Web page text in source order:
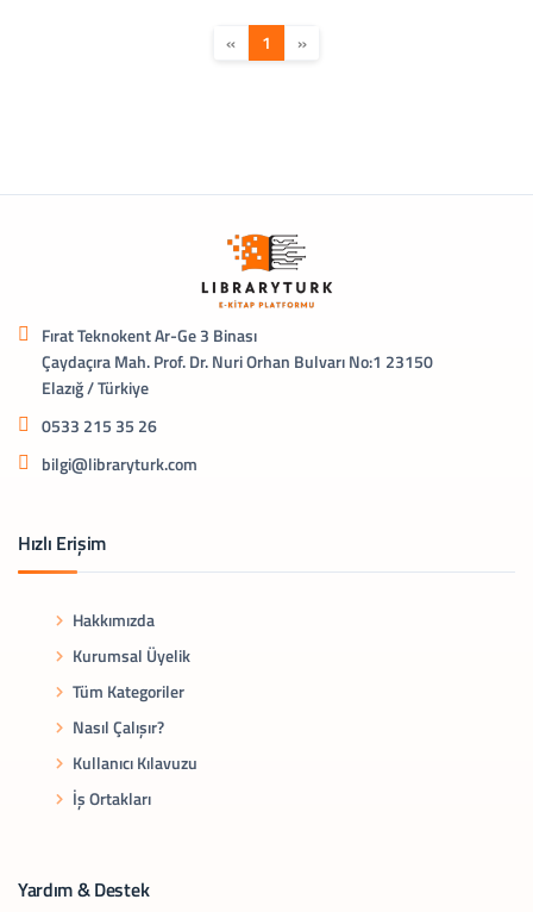
« 1 »
Fırat Teknokent Ar-Ge 3 Binası
Çaydaçıra Mah. Prof. Dr. Nuri Orhan Bulvarı No:1 23150
Elazığ / Türkiye
0533 215 35 26
bilgi@libraryturk.com
Hızlı Erişim
Hakkımızda
Kurumsal Üyelik
Tüm Kategoriler
Nasıl Çalışır?
Kullanıcı Kılavuzu
İş Ortakları
Yardım & Destek